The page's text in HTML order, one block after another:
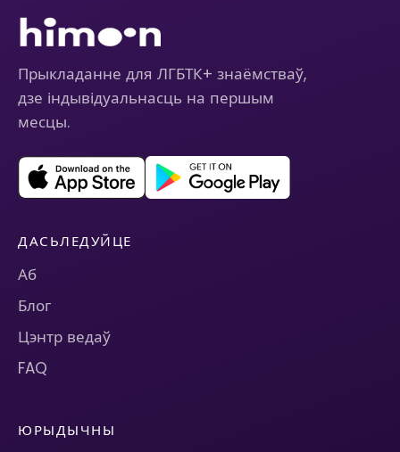
Прыкладанне для ЛГБТК+ знаёмстваў,
дзе індывідуальнасць на першым
месцы.
ДАСЬЛЕДУЙЦЕ
Аб
Блог
Цэнтр ведаў
FAQ
ЮРЫДЫЧНЫ